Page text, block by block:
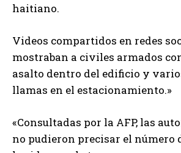
haitiano.
Videos compartidos en redes
mostraban a civiles armados
asalto dentro del edificio y
llamas en el estacionamiento.»
«Consultadas por la AFP, las
no pudieron precisar el número